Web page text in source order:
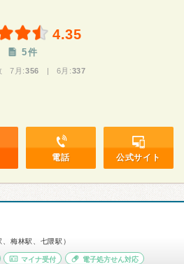
4.35
5件
7月:356 | 6月:337
電話 公式サイト
梅林駅、七隈駅）
マイナ受付 電子処方せん対応